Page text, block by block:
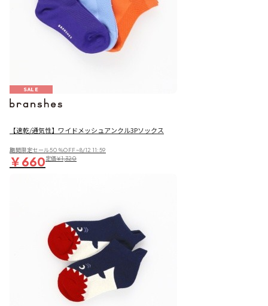
SALE
【速乾/通気性】ワイドメッシュアンクル3Pソックス
期間限定セール50％OFF~8/12 11:59
￥660定価￥1,320